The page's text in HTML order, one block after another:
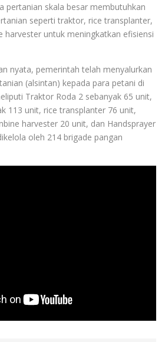
pertanian skala besar membutuhkan
seperti traktor, rice transplanter,
harvester untuk meningkatkan efisiensi
nyata, pemerintah telah menyalurkan
(alsintan) kepada para petani di
Traktor Roda 2 sebanyak 65 unit,
113 unit, rice transplanter 76 unit,
harvester 20 unit, dan Handsprayer
oleh 214 brigade pangan